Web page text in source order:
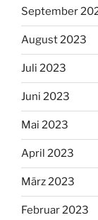
September
August 2023
Juli 2023
Juni 2023
Mai 2023
April 2023
März 2023
Februar 2023